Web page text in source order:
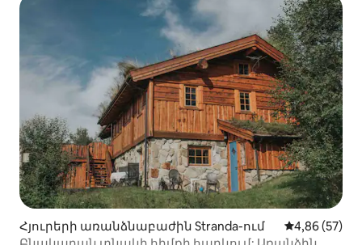
Հյուրերի առանձնաբաժին Stranda-ում Միջին
4,86 (57)